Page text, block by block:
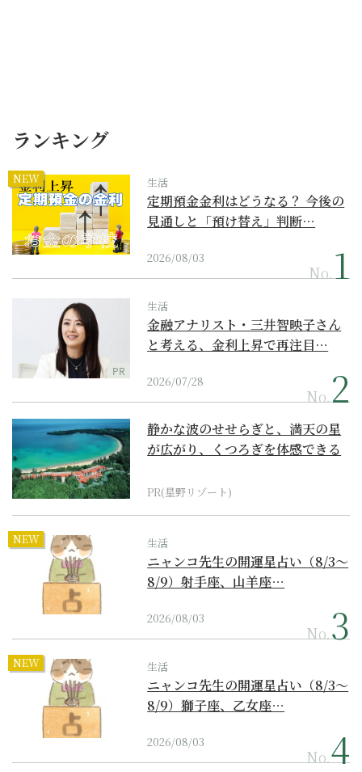
ランキング
NEW 生活
定期預金金利はどうなる？ 今後の
見通しと「預け替え」判断…
2026/08/03
No.
PR
生活
金融アナリスト・三井智映子さん
と考える、金利上昇で再注目…
2026/07/28
No.
静かな波のせせらぎと、満天の星
が広がり、くつろぎを体感できる
PR(星野リゾート)
NEW 生活
ニャンコ先生の開運星占い（8/3～
8/9）射手座、山羊座…
2026/08/03
No.
NEW 生活
ニャンコ先生の開運星占い（8/3～
8/9）獅子座、乙女座…
2026/08/03
No.